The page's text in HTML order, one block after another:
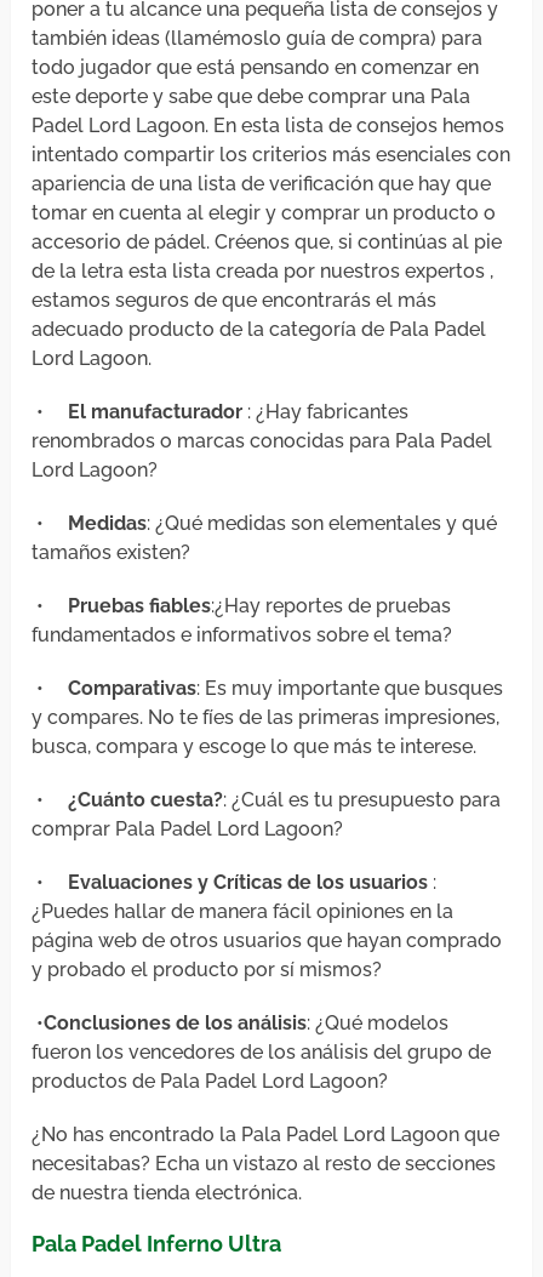
poner a tu alcance una pequeña lista de consejos y
también ideas (llamémoslo guía de compra) para
todo jugador que está pensando en comenzar en
este deporte y sabe que debe comprar una Pala
Padel Lord Lagoon. En esta lista de consejos hemos
intentado compartir los criterios más esenciales con
apariencia de una lista de verificación que hay que
tomar en cuenta al elegir y comprar un producto o
accesorio de pádel. Créenos que, si continúas al pie
de la letra esta lista creada por nuestros expertos ,
estamos seguros de que encontrarás el más
adecuado producto de la categoría de Pala Padel
Lord Lagoon.
• El manufacturador : ¿Hay fabricantes
renombrados o marcas conocidas para Pala Padel
Lord Lagoon?
• Medidas: ¿Qué medidas son elementales y qué
tamaños existen?
• Pruebas fiables:¿Hay reportes de pruebas
fundamentados e informativos sobre el tema?
•Comparativas: Es muy importante que busques
y compares. No te fíes de las primeras impresiones,
busca, compara y escoge lo que más te interese.
•¿Cuánto cuesta?: ¿Cuál es tu presupuesto para
comprar Pala Padel Lord Lagoon?
• Evaluaciones y Críticas de los usuarios :
¿Puedes hallar de manera fácil opiniones en la
página web de otros usuarios que hayan comprado
y probado el producto por sí mismos?
•Conclusiones de los análisis: ¿Qué modelos
fueron los vencedores de los análisis del grupo de
productos de Pala Padel Lord Lagoon?
¿No has encontrado la Pala Padel Lord Lagoon que
necesitabas? Echa un vistazo al resto de secciones
de nuestra tienda electrónica.
Pala Padel Inferno Ultra